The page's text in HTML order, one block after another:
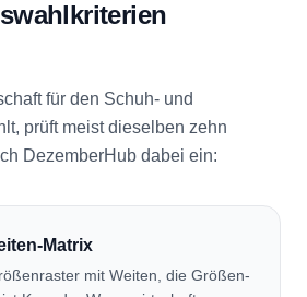
für den Schuh- und
prüft meist dieselben zehn
DezemberHub dabei ein:
Matrix
mit Weiten, die Größen-